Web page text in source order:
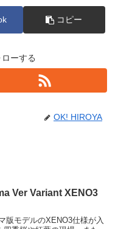
コピー
ーする
OK! HIROYA
Ver Variant XENO3
版モデルのXENO3仕様が入